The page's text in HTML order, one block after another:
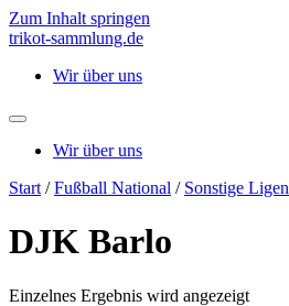
Zum Inhalt springen
trikot-sammlung.de
Wir über uns
Wir über uns
Start /Fußball National / Sonstige Ligen
DJK Barlo
Einzelnes Ergebnis wird angezeigt